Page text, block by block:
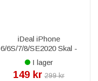
iDeal iPhone
6/6S/7/8/SE2020 Skal -
Emerald Satin
I lager
149 kr 299 kr